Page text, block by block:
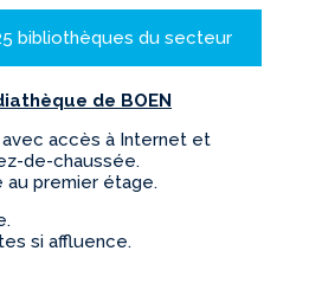
bibliothèques du secteur
de BOEN
accès à Internet et
de-chaussée.
premier étage.
si affluence.